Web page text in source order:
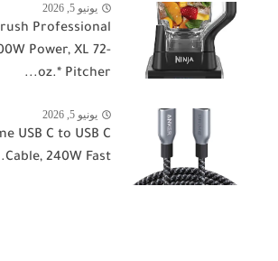
يونيو 5, 2026
Professional
Power, XL 72-
oz.* Pitcher...
يونيو 5, 2026
USB C to USB C
Cable, 240W Fast...